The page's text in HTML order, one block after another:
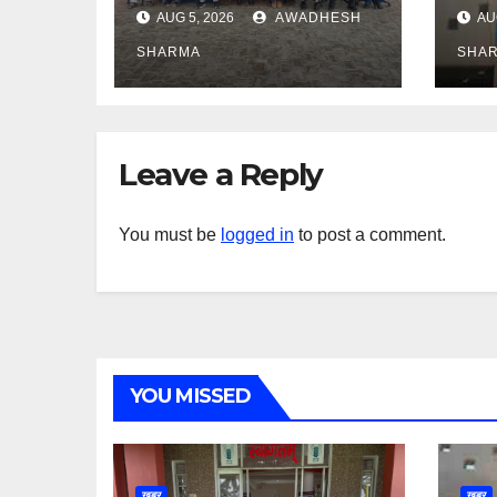
सम्पन्न
AUG 5, 2026 AWADHESH
SHARMA
Leave a Reply
You must be logged in to post a comment.
YOU MISSED